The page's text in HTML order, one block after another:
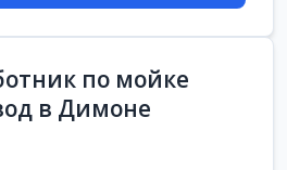
по мойке
в Димоне